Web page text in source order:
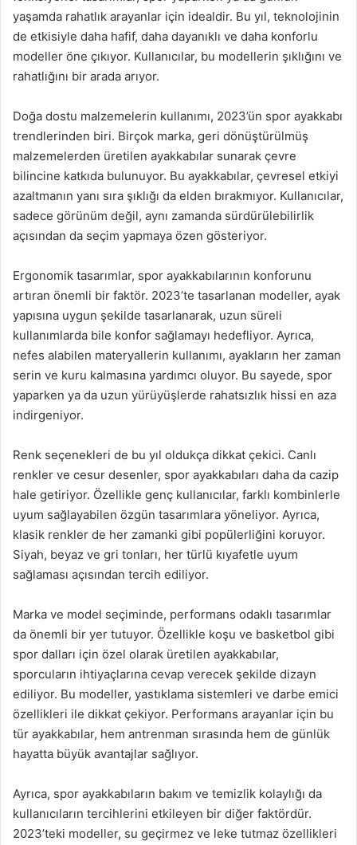
yaşamda rahatlık arayanlar için idealdir. Bu yıl, teknolojinin
de etkisiyle daha hafif, daha dayanıklı ve daha konforlu
modeller öne çıkıyor. Kullanıcılar, bu modellerin şıklığını ve
rahatlığını bir arada arıyor.
Doğa dostu malzemelerin kullanımı, 2023’ün spor ayakkabı
trendlerinden biri. Birçok marka, geri dönüştürülmüş
malzemelerden üretilen ayakkabılar sunarak çevre
bilincine katkıda bulunuyor. Bu ayakkabılar, çevresel etkiyi
azaltmanın yanı sıra şıklığı da elden bırakmıyor. Kullanıcılar,
sadece görünüm değil, aynı zamanda sürdürülebilirlik
açısından da seçim yapmaya özen gösteriyor.
Ergonomik tasarımlar, spor ayakkabılarının konforunu
artıran önemli bir faktör. 2023’te tasarlanan modeller, ayak
yapısına uygun şekilde tasarlanarak, uzun süreli
kullanımlarda bile konfor sağlamayı hedefliyor. Ayrıca,
nefes alabilen materyallerin kullanımı, ayakların her zaman
serin ve kuru kalmasına yardımcı oluyor. Bu sayede, spor
yaparken ya da uzun yürüyüşlerde rahatsızlık hissi en aza
indirgeniyor.
Renk seçenekleri de bu yıl oldukça dikkat çekici. Canlı
renkler ve cesur desenler, spor ayakkabıları daha da cazip
hale getiriyor. Özellikle genç kullanıcılar, farklı kombinlerle
uyum sağlayabilen özgün tasarımlara yöneliyor. Ayrıca,
klasik renkler de her zamanki gibi popülerliğini koruyor.
Siyah, beyaz ve gri tonları, her türlü kıyafetle uyum
sağlaması açısından tercih ediliyor.
Marka ve model seçiminde, performans odaklı tasarımlar
da önemli bir yer tutuyor. Özellikle koşu ve basketbol gibi
spor dalları için özel olarak üretilen ayakkabılar,
sporcuların ihtiyaçlarına cevap verecek şekilde dizayn
ediliyor. Bu modeller, yastıklama sistemleri ve darbe emici
özellikleri ile dikkat çekiyor. Performans arayanlar için bu
tür ayakkabılar, hem antrenman sırasında hem de günlük
hayatta büyük avantajlar sağlıyor.
Ayrıca, spor ayakkabıların bakım ve temizlik kolaylığı da
kullanıcıların tercihlerini etkileyen bir diğer faktördür.
2023’teki modeller, su geçirmez ve leke tutmaz özellikleri